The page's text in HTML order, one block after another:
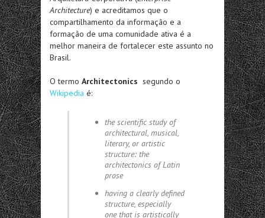
Architecture) e acreditamos que o
compartilhamento da informação e a
formação de uma comunidade ativa é a
melhor maneira de fortalecer este assunto no
Brasil.
O termo Architectonics segundo o
Wikipedia é:
the scientific study of
architectural, musical,
literary, or artistic
structure: the
architectonics of Latin
prose
having a clearly defined
structure, especially
one that is artistically